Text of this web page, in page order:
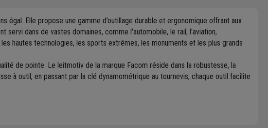
égal. Elle propose une gamme d’outillage durable et ergonomique offrant aux
servi dans de vastes domaines, comme l'automobile, le rail, l'aviation,
hautes technologies, les sports extrêmes, les monuments et les plus grands
de pointe. Le leitmotiv de la marque Facom réside dans la robustesse, la
à outil, en passant par la clé dynamométrique au tournevis, chaque outil facilite